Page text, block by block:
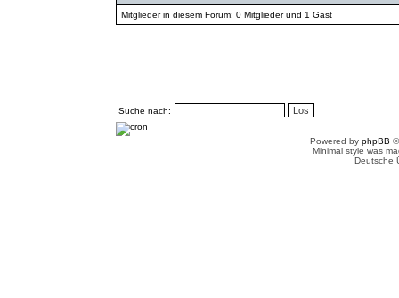
Mitglieder in diesem Forum: 0 Mitglieder und 1 Gast
Suche nach:
Powered by phpBB
Minimal style was
Deutsche